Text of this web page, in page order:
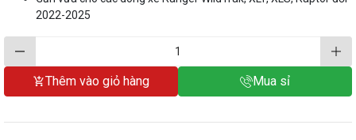
2022-2025
Thêm vào giỏ hàng Mua sỉ